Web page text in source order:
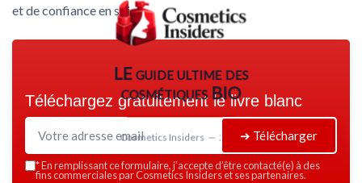
et de confiance en soi.
LE guide ultime des
cosmétiques BIO
Cosmetics Insiders — 2026
Téléchargez gratuitement le livre blanc
➔ Télécharger
*En remplissant ce formulaire, j’accepte d’être contacté(e) à des
fins commerciales par Cosmetics Insiders et ses partenaires.